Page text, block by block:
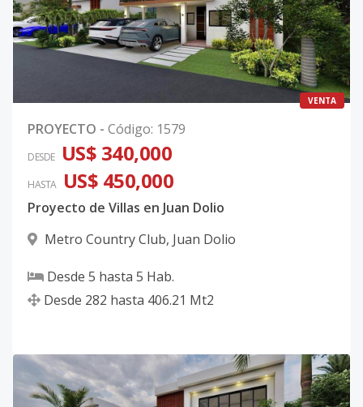
VENTA
PROYECTO - Código: 1579
DESDE US$ 340,000
HASTA US$ 450,000
Proyecto de Villas en Juan Dolio
Metro Country Club, Juan Dolio
Desde 5 hasta 5 Hab.
Desde 282 hasta 406.21 Mt2